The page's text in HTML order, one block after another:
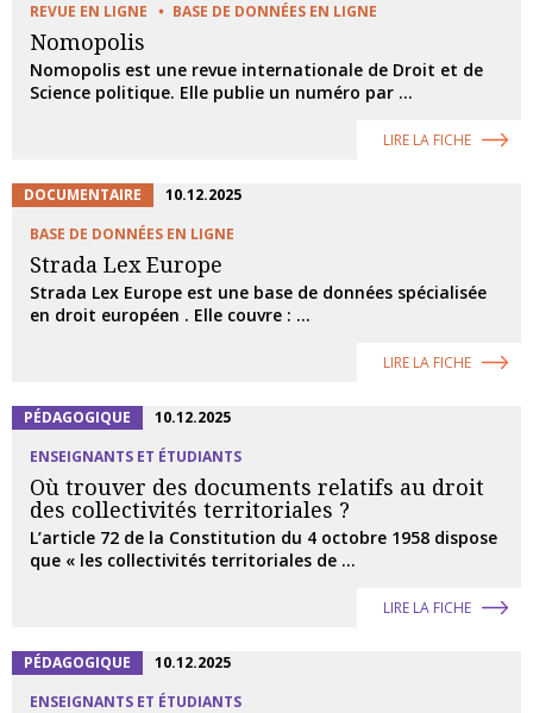
REVUE EN LIGNE
BASE DE DONNÉES EN LIGNE
Nomopolis
Nomopolis est une revue internationale de Droit et de
Science politique. Elle publie un numéro par ...
LIRE LA FICHE
DOCUMENTAIRE
10.12.2025
BASE DE DONNÉES EN LIGNE
Strada Lex Europe
Strada Lex Europe est une base de données spécialisée
en droit européen . Elle couvre : ...
LIRE LA FICHE
PÉDAGOGIQUE
10.12.2025
ENSEIGNANTS ET ÉTUDIANTS
Où trouver des documents relatifs au droit
des collectivités territoriales ?
L’article 72 de la Constitution du 4 octobre 1958 dispose
que « les collectivités territoriales de ...
LIRE LA FICHE
PÉDAGOGIQUE
10.12.2025
ENSEIGNANTS ET ÉTUDIANTS